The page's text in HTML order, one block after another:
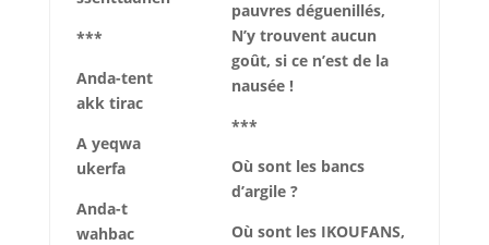
***
Anda-tent
akk tirac
A yeqwa
ukerfa
Anda-t
wahbac
pauvres déguenillés,
N’y trouvent aucun
goût, si ce n’est de la
nausée !
***
Où sont les bancs
d’argile ?
Où sont les IKOUFANS,